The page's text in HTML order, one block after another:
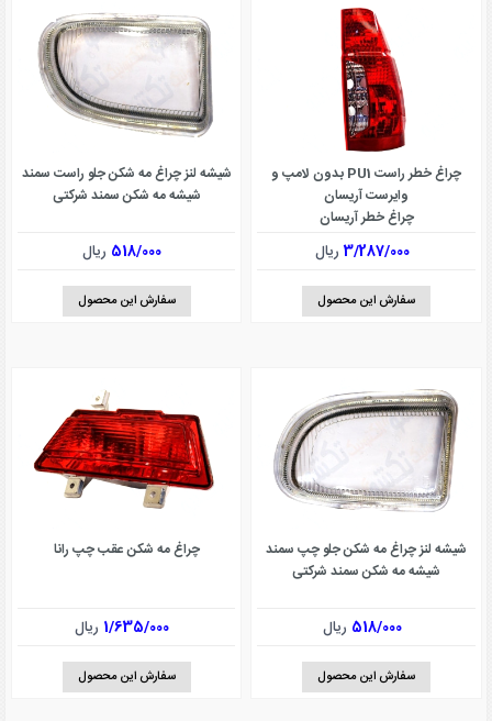
چراغ خطر راست PU1 بدون لامپ و
وایرست آریسان
چراغ خطر آریسان
3/287/000ریال
سفارش این محصول
شیشه لنز چراغ مه شکن جلو راست سمند
شیشه مه شکن سمند شرکتی
518/000 ریال
سفارش این محصول
شیشه لنز چراغ مه شکن جلو چپ سمند
شیشه مه شکن سمند شرکتی
518/000 ریال
سفارش این محصول
چراغ مه شکن عقب چپ رانا
1/635/000 ریال
سفارش این محصول